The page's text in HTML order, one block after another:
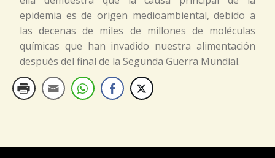
epidemia es de origen medioambiental, debido a
las decenas de miles de millones de moléculas
químicas que han invadido nuestra alimentación
después del final de la Segunda Guerra Mundial.